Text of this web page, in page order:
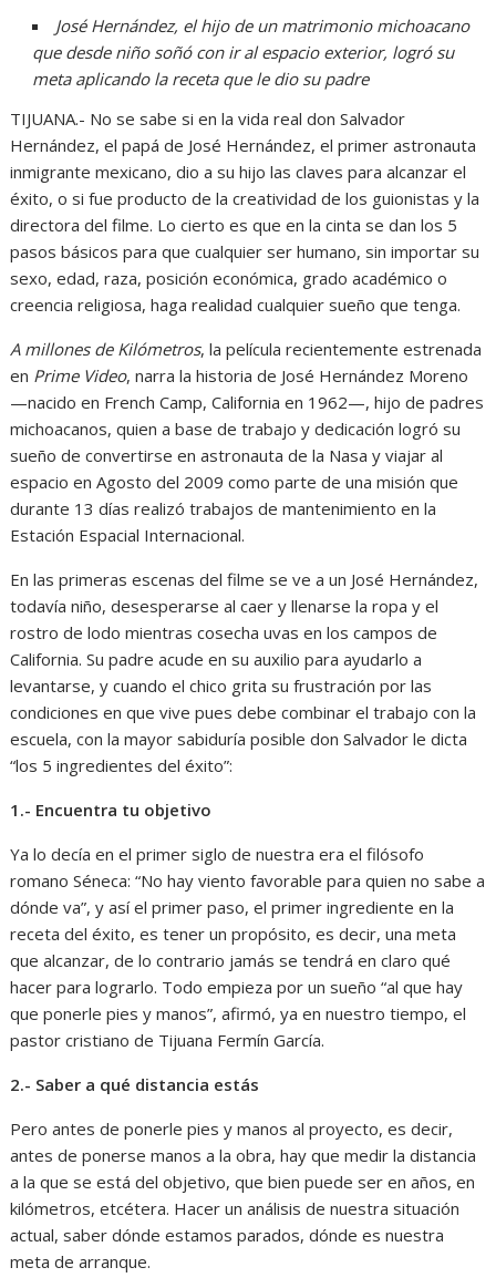
José Hernández, el hijo de un matrimonio michoacano
que desde niño soñó con ir al espacio exterior, logró su
meta aplicando la receta que le dio su padre
TIJUANA.- No se sabe si en la vida real don Salvador
Hernández, el papá de José Hernández, el primer astronauta
inmigrante mexicano, dio a su hijo las claves para alcanzar el
éxito, o si fue producto de la creatividad de los guionistas y la
directora del filme. Lo cierto es que en la cinta se dan los 5
pasos básicos para que cualquier ser humano, sin importar su
sexo, edad, raza, posición económica, grado académico o
creencia religiosa, haga realidad cualquier sueño que tenga.
A millones de Kilómetros, la película recientemente estrenada
en Prime Video, narra la historia de José Hernández Moreno
—nacido en French Camp, California en 1962—, hijo de padres
michoacanos, quien a base de trabajo y dedicación logró su
sueño de convertirse en astronauta de la Nasa y viajar al
espacio en Agosto del 2009 como parte de una misión que
durante 13 días realizó trabajos de mantenimiento en la
Estación Espacial Internacional.
En las primeras escenas del filme se ve a un José Hernández,
todavía niño, desesperarse al caer y llenarse la ropa y el
rostro de lodo mientras cosecha uvas en los campos de
California. Su padre acude en su auxilio para ayudarlo a
levantarse, y cuando el chico grita su frustración por las
condiciones en que vive pues debe combinar el trabajo con la
escuela, con la mayor sabiduría posible don Salvador le dicta
“los 5 ingredientes del éxito”:
1.- Encuentra tu objetivo
Ya lo decía en el primer siglo de nuestra era el filósofo
romano Séneca: “No hay viento favorable para quien no sabe a
dónde va”, y así el primer paso, el primer ingrediente en la
receta del éxito, es tener un propósito, es decir, una meta
que alcanzar, de lo contrario jamás se tendrá en claro qué
hacer para lograrlo. Todo empieza por un sueño “al que hay
que ponerle pies y manos”, afirmó, ya en nuestro tiempo, el
pastor cristiano de Tijuana Fermín García.
2.- Saber a qué distancia estás
Pero antes de ponerle pies y manos al proyecto, es decir,
antes de ponerse manos a la obra, hay que medir la distancia
a la que se está del objetivo, que bien puede ser en años, en
kilómetros, etcétera. Hacer un análisis de nuestra situación
actual, saber dónde estamos parados, dónde es nuestra
meta de arranque.